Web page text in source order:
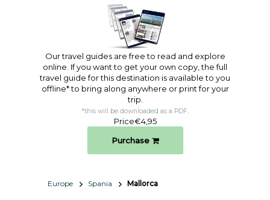
Our travel guides are free to read and explore
online. If you want to get your own copy, the full
travel guide for this destination is available to you
offline* to bring along anywhere or print for your
trip.​
*this will be downloaded as a PDF.
Price€4,95
Purchase
Europe Spania Mallorca